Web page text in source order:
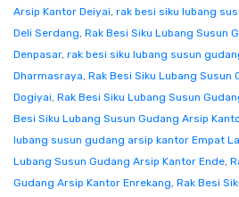
Arsip Kantor Deiyai, rak besi siku lubang
Deli Serdang, Rak Besi Siku Lubang Susun
Denpasar, rak besi siku lubang susun
Dharmasraya, Rak Besi Siku Lubang Susun
Dogiyai, Rak Besi Siku Lubang Susun
Besi Siku Lubang Susun Gudang Arsip
lubang susun gudang arsip kantor Empat
Lubang Susun Gudang Arsip Kantor Ende,
Gudang Arsip Kantor Enrekang, Rak Besi